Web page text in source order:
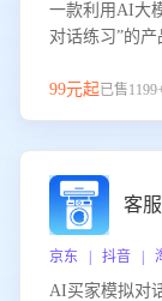
一款利用AI大
对话练习”的
服能力。
99元起已售
客
京东 | 抖音 |
AI买家模拟对